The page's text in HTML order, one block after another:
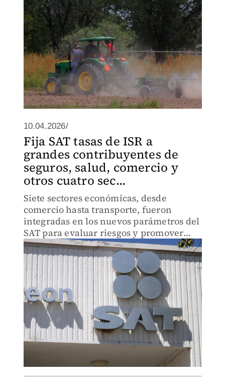
10.04.2026/
Fija SAT tasas de ISR a
grandes contribuyentes de
seguros, salud, comercio y
otros cuatro sec...
Siete sectores económicas, desde
comercio hasta transporte, fueron
integradas en los nuevos parámetros del
SAT para evaluar riesgos y promover
ajustes fiscales oportunos.